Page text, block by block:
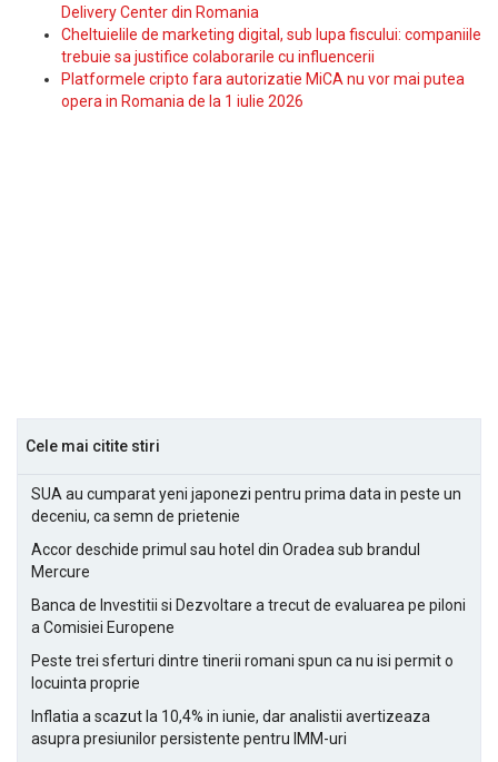
Delivery Center din Romania
Cheltuielile de marketing digital, sub lupa fiscului: companiile
trebuie sa justifice colaborarile cu influencerii
Platformele cripto fara autorizatie MiCA nu vor mai putea
opera in Romania de la 1 iulie 2026
Cele mai citite stiri
SUA au cumparat yeni japonezi pentru prima data in peste un
deceniu, ca semn de prietenie
Accor deschide primul sau hotel din Oradea sub brandul
Mercure
Banca de Investitii si Dezvoltare a trecut de evaluarea pe piloni
a Comisiei Europene
Peste trei sferturi dintre tinerii romani spun ca nu isi permit o
locuinta proprie
Inflatia a scazut la 10,4% in iunie, dar analistii avertizeaza
asupra presiunilor persistente pentru IMM-uri